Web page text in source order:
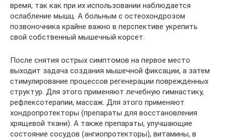
время, так как при их использовании наблюдается
ослабление мышц. А больным с остеохондрозом
позвоночника крайне важно в перспективе укрепить
свой собственный мышечный корсет.
После снятия острых симптомов на первое место
выходит задача создания мышечной фиксации, а затем
стимулирование процессов регенерации поврежденных
структур. Для этого применяют лечебную гимнастику,
рефлексотерапии, массаж. Для этого применяют
хондропротекторы (препараты для восстановления
хрящевой ткани). А также препараты, улучшающие
состояние сосудов (ангиопротекторы), витамины, в